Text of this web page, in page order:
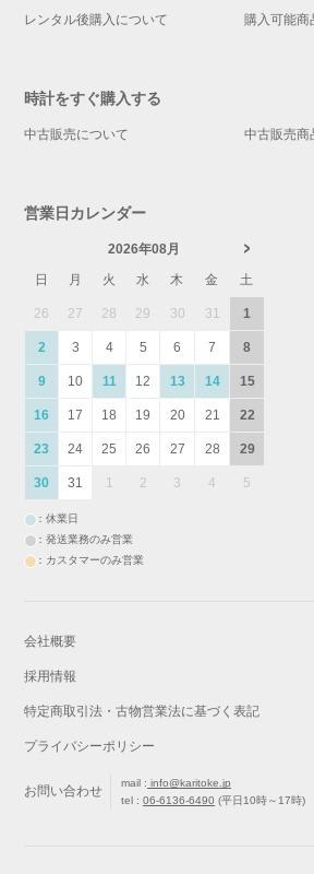
レンタル後購入について 購入可能商
時計をすぐ購入する
中古販売について 中古販売商
営業日カレンダー
2026年08月
日
月 火 水 木 金 土
26 27 28 29 30 31 1
2 3 4 5 6 7 8
9 10 11 12 13 14 15
16 17 18 19 20 21 22
23 24 25 26 27 28 29
30 31 1 2 3 4 5
：休業日
：発送業務のみ営業
：カスタマーのみ営業
会社概要
採用情報
特定商取引法・古物営業法に基づく表記
プライバシーポリシー
お問い合わせ
mail : info@karitoke.jp
tel :06-6136-6490 (平日10時～17時)